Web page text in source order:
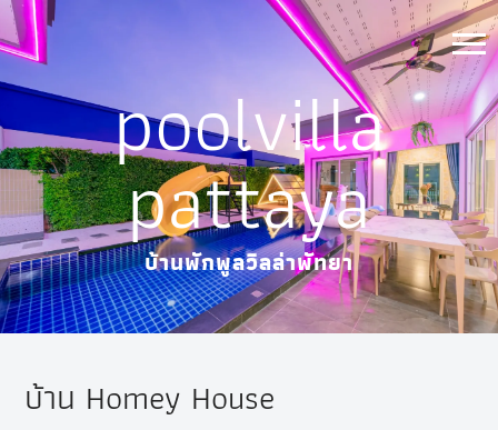
Skip
to
content
poolvilla
pattaya
บ้านพักพูลวิลล่าพัทยา
บ้าน Homey House